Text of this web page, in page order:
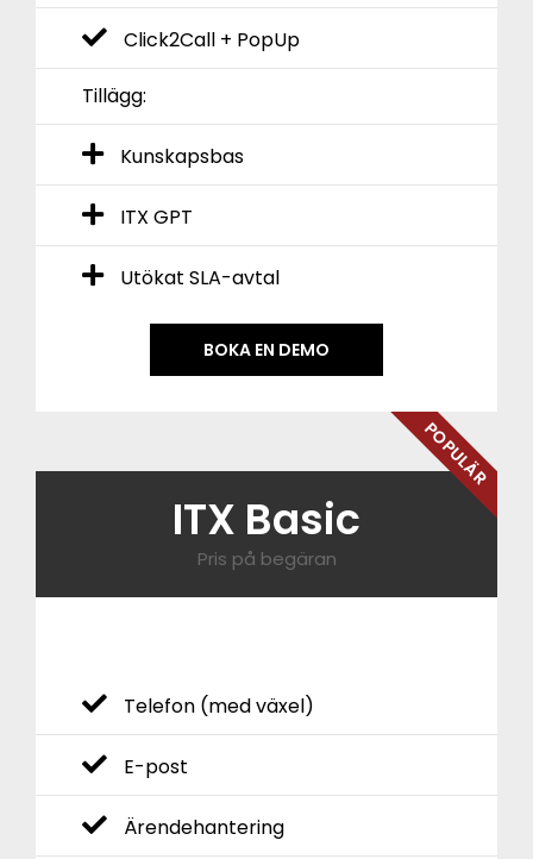
Click2Call + PopUp
Tillägg:
Kunskapsbas
ITX GPT
Utökat SLA-avtal
BOKA EN DEMO
POPULÄR
ITX Basic
Pris på begäran​
Telefon (med växel)
E-post
Ärendehantering